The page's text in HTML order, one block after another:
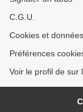
C.G.U.
Cookies et
Préférences
Voir le profil de sur